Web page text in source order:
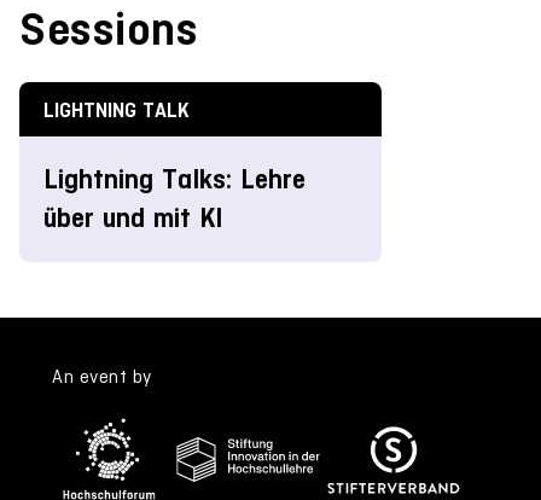
Sessions
LIGHTNING TALK
Lightning Talks: Lehre
über und mit KI
An event by